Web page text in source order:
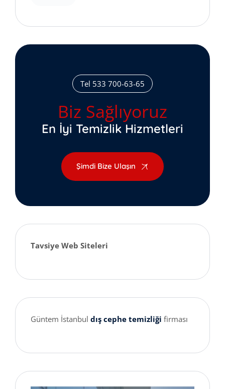
Tel 533 700-63-65
Biz Sağlıyoruz
En İyi Temizlik Hizmetleri
Şimdi Bize Ulaşın
Tavsiye Web Siteleri
Güntem İstanbul dış cephe temizliği firması